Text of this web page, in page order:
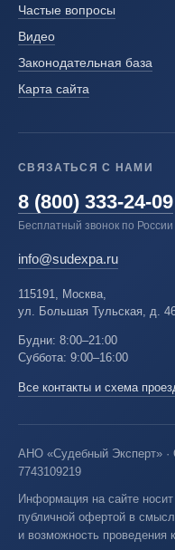
Частые вопросы
Видео
Законодательная база
Карта сайта
СВЯЗАТЬСЯ С НАМИ
8 (800) 333-24-09
Бесплатный звонок по России
info@sudexpa.ru
115191, Москва,
ул. Большая Тульская, д.
Будни: 8:00–21:00
Суббота: 9:00–16:00
Все контакты и схема
АНО «Судебный Эксперт»
7743109219
Информация на сайте
публичной офертой в
и возможность проведения